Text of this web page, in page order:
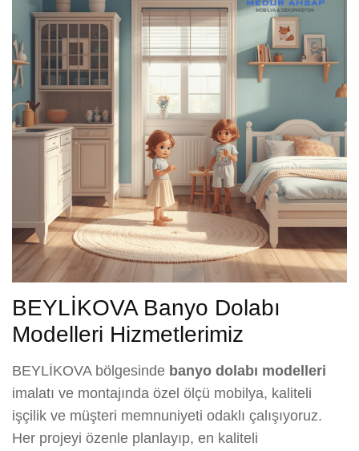
BEYLİKOVA Banyo Dolabı
Modelleri Hizmetlerimiz
BEYLİKOVA bölgesinde banyo dolabı modelleri
imalatı ve montajında özel ölçü mobilya, kaliteli
işçilik ve müşteri memnuniyeti odaklı çalışıyoruz.
Her projeyi özenle planlayıp, en kaliteli